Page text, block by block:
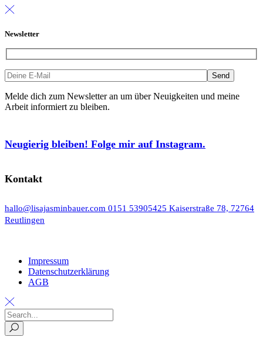
Newsletter
Melde dich zum Newsletter an um über Neuigkeiten und meine
Arbeit informiert zu bleiben.
Neugierig bleiben! Folge mir auf Instagram.
Kontakt
hallo@lisajasminbauer.com 0151 53905425 Kaiserstraße 78, 72764
Reutlingen
Impressum
Datenschutzerklärung
AGB